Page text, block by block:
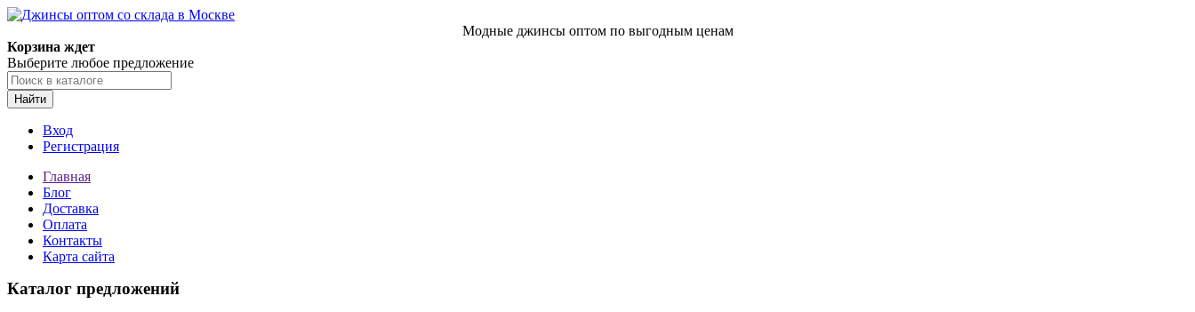
Модные джинсы оптом по выгодным ценам
Корзина ждет
Выберите любое предложение
Найти
Вход
Регистрация
Главная
Блог
Доставка
Оплата
Контакты
Карта сайта
Каталог предложений